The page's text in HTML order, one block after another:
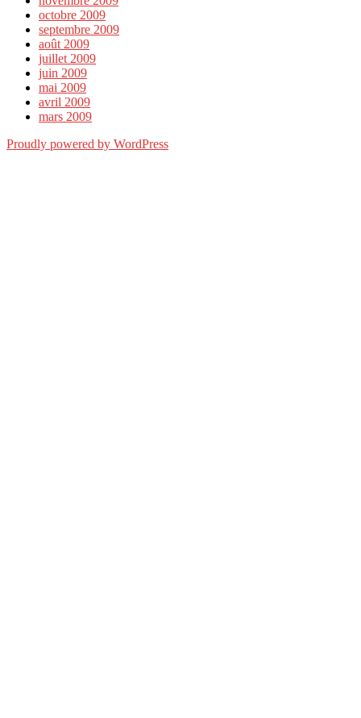
octobre 2009
septembre 2009
août 2009
juillet 2009
juin 2009
mai 2009
avril 2009
mars 2009
Proudly powered by WordPress